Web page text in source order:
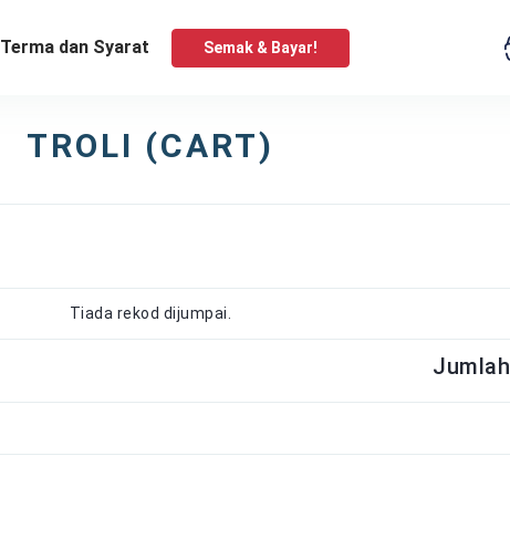
Terma dan Syarat Semak & Bayar!
TROLI (CART)
Tiada rekod dijumpai.
Jumlah